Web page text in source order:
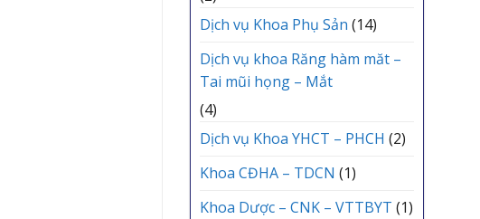
Dịch vụ Khoa Phụ Sản (14)
Dịch vụ khoa Răng hàm măt –
Tai mũi họng – Mắt
(4)
Dịch vụ Khoa YHCT – PHCH (2)
Khoa CĐHA – TDCN (1)
Khoa Dược – CNK – VTTBYT (1)